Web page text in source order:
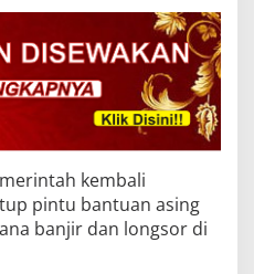
kembali
pintu bantuan asing
banjir dan longsor di